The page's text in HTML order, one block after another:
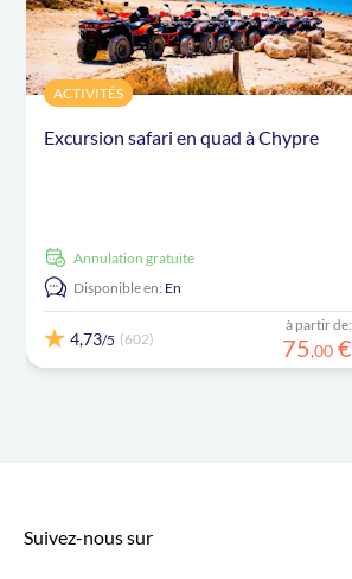
ACTIVITÉS
Excursion safari en quad à Chypre
Annulation gratuite
Disponible en: En
4,73/5 (602)
à partir de:
75,00 €
Suivez-nous sur